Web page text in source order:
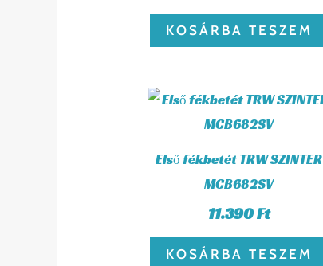
KOSÁRBA TESZEM
Első fékbetét TRW SZINTER
MCB682SV
11.390Ft
KOSÁRBA TESZEM